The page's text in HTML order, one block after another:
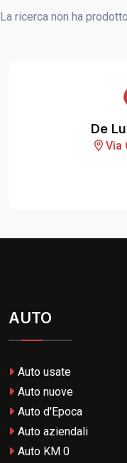
La ricerca non ha
De
Via
AUTO
Auto usate
Auto nuove
Auto d'Epoca
Auto aziendali
Auto KM 0